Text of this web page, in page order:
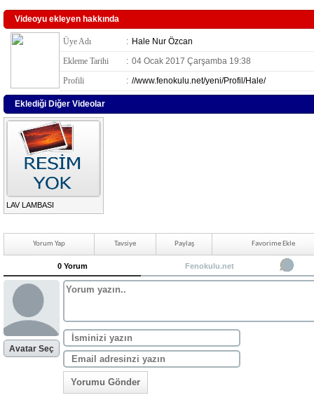
Videoyu ekleyen hakkında
Üye Adı : Hale Nur Özcan
Ekleme Tarihi
: 04 Ocak 2017 Çarşamba 19:38
Profili
: //www.fenokulu.net/yeni/Profil/Hale/
Eklediği Diğer Videolar
LAV LAMBASI
Yorum Yap Tavsiye Paylaş Favorime Ekle
0 Yorum Fenokulu.net
Avatar Seç
Yorumu Gönder